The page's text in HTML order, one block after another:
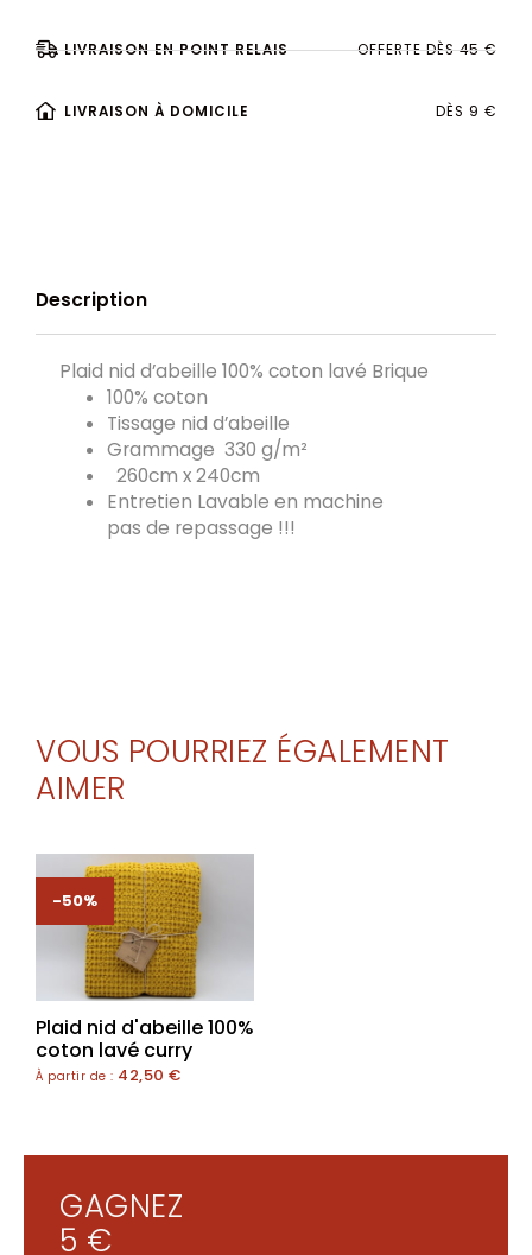
LIVRAISON EN POINT RELAIS OFFERTE DÈS 45 €
LIVRAISON À DOMICILE DÈS 9 €
Description
Plaid nid d’abeille 100% coton lavé Brique
100% coton
Tissage nid d’abeille
Grammage 330 g/m²
260cm x 240cm
Entretien Lavable en machine
pas de repassage !!!
VOUS POURRIEZ ÉGALEMENT
AIMER
-50%
Plaid nid d'abeille 100%
coton lavé curry
À partir de : 42,50 €
GAGNEZ
5 €